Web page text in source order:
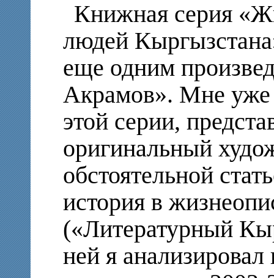
Книжная серия
людей
еще одним
Акрамов». Мне уже
этой серии,
оригинальный
обстоятельной
история в
(«Литературный
ней я анализировал